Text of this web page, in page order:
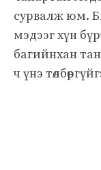
сурвалж юм.
мэдээг хүн
багийнхан
ч үнэ